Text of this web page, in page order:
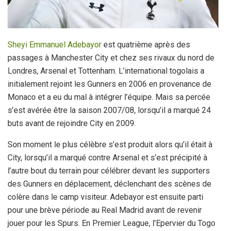
Sheyi Emmanuel Adebayor est quatrième après des
passages à Manchester City et chez ses rivaux du nord de
Londres, Arsenal et Tottenham. L’international togolais a
initialement rejoint les Gunners en 2006 en provenance de
Monaco et a eu du mal à intégrer l’équipe. Mais sa percée
s’est avérée être la saison 2007/08, lorsqu’il a marqué 24
buts avant de rejoindre City en 2009.
Son moment le plus célèbre s’est produit alors qu’il était à
City, lorsqu’il a marqué contre Arsenal et s’est précipité à
l’autre bout du terrain pour célébrer devant les supporters
des Gunners en déplacement, déclenchant des scènes de
colère dans le camp visiteur. Adebayor est ensuite parti
pour une brève période au Real Madrid avant de revenir
jouer pour les Spurs. En Premier League, l’Epervier du Togo